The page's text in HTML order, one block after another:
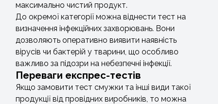
максимально чистий продукт.
До окремої категорії можна віднести тест на
визначення інфекційних захворювань. Вони
дозволяють оперативно виявити наявність
вірусів чи бактерій у тварини, що особливо
важливо за підозри на небезпечні інфекції.
Переваги експрес-тестів
Якщо замовити тест смужки та інші види такої
продукції від провідних виробників, то можна